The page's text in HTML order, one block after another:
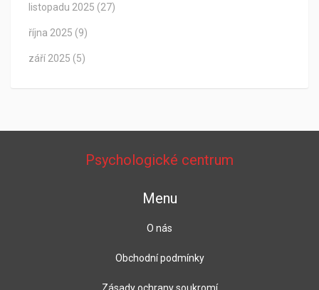
listopadu 2025 (27)
října 2025 (9)
září 2025 (5)
Psychologické centrum
Menu
O nás
Obchodní podmínky